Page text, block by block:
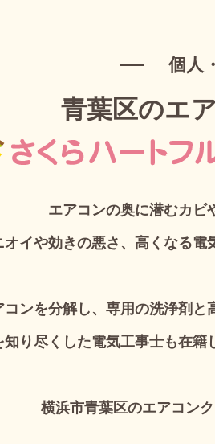
個人
青葉区のエ
エアコンの奥に潜むカビ
オイや効きの悪さ、高くなる電
ンを分解し、専用の洗浄剤
知り尽くした電気工事士も在
横浜市青葉区のエアコン